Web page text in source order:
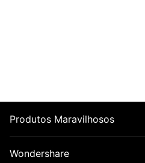
Produtos Maravilhosos
Wondershare